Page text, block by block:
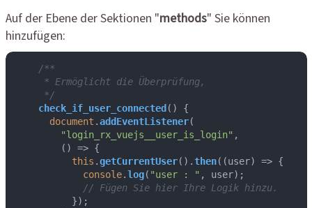
Auf der Ebene der Sektionen "methods" Sie können
hinzufügen:
/**
     * Ermöglicht die Überprüfung,
     */
check_if_user_connected ( ) {
document .addEventListener(
"login_rx_vuejs__user_is_login" ,
() => {
this .getCurrentUser().then( (user) => {
console.log( "user : " , user);
// Fügen Sie hier Ihre Logik hinzu.
          });